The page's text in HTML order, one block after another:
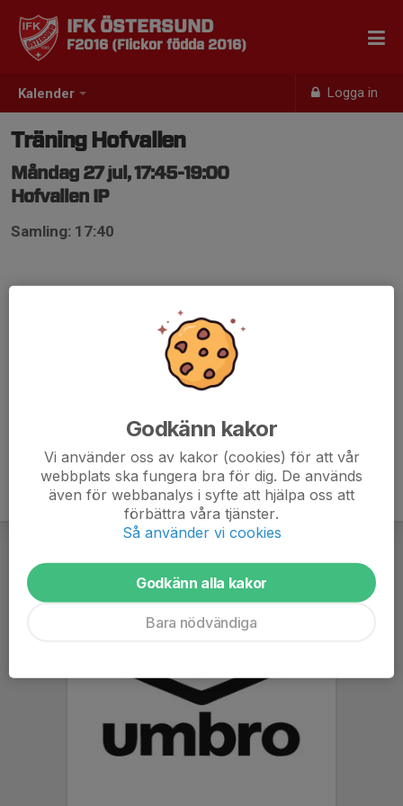
Kalender Logga in
IFK ÖSTERSUND
F2016 (Flickor födda 2016)
Träning Hofvallen
Måndag 27 jul, 17:45-19:00
Hofvallen IP
Samling: 17:40
Godkänn kakor
Vi använder oss av kakor (cookies) för att vår
webbplats ska fungera bra för dig. De används
även för webbanalys i syfte att hjälpa oss att
förbättra våra tjänster.
Så använder vi cookies
Godkänn alla kakor
Bara nödvändiga